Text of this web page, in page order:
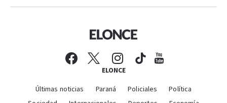
ELONCE
Últimas noticias Paraná Policiales
Política